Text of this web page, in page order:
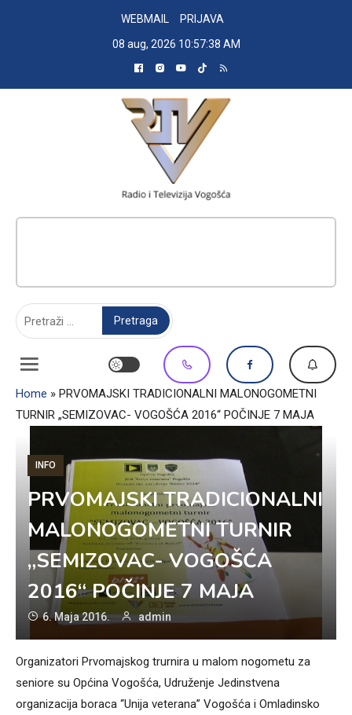
WEBMAIL
PRIJAVA
08 aug, 2026 10:57:39 AM
Home » PRVOMAJSKI TRADICIONALNI MALONOGOMETNI
TURNIR „SEMIZOVAC- VOGOŠĆA 2016“ POČINJE 7 MAJA
INFO
PRVOMAJSKI TRADICIONALNI
MALONOGOMETNI TURNIR
„SEMIZOVAC- VOGOŠĆA
2016“ POČINJE 7 MAJA
6. Maja 2016. admin
Organizatori Prvomajskog trurnira u malom nogometu za
seniore su Općina Vogošća, Udruženje Jedinstvena
organizacija boraca “Unija veterana” Vogošća i Omladinsko